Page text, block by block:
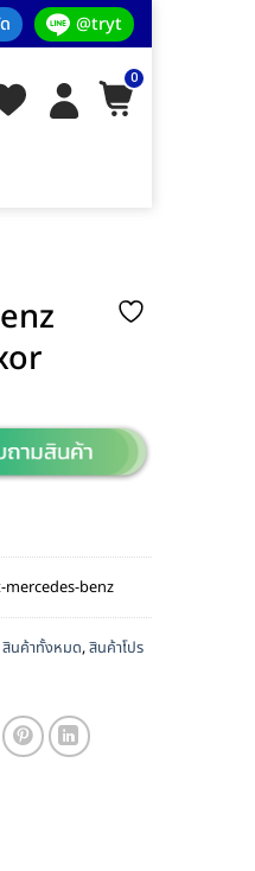
@tryt
0
mercedes-benz
สินค้าทั้งหมด,สินค้าโปร